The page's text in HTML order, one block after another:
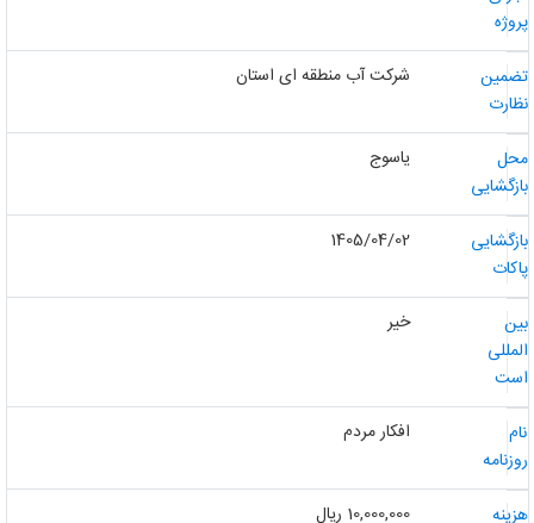
شرکت آب منطقه ای استان
یاسوج
1405/04/02
خیر
افکار مردم
10,000,000 ریال